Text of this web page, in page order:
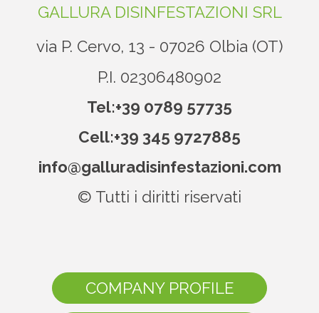
GALLURA DISINFESTAZIONI SRL
via P. Cervo, 13 - 07026 Olbia (OT)
P.I. 02306480902
Tel:+39 0789 57735
Cell:+39 345 9727885
info@galluradisinfestazioni.com
© Tutti i diritti riservati
COMPANY PROFILE